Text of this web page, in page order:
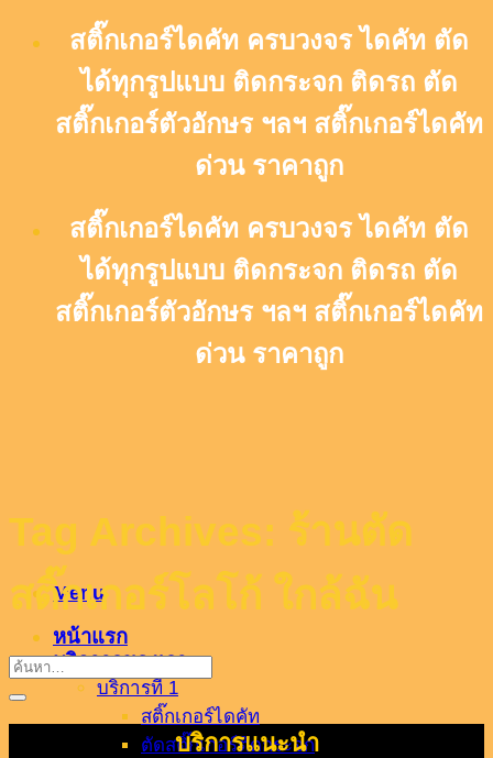
สติ๊กเกอร์ไดคัท ครบวงจร ไดคัท ตัด
ได้ทุกรูปแบบ ติดกระจก ติดรถ ตัด
สติ๊กเกอร์ตัวอักษร ฯลฯ สติ๊กเกอร์ไดคัท
ด่วน ราคาถูก
สติ๊กเกอร์ไดคัท ครบวงจร ไดคัท ตัด
ได้ทุกรูปแบบ ติดกระจก ติดรถ ตัด
สติ๊กเกอร์ตัวอักษร ฯลฯ สติ๊กเกอร์ไดคัท
ด่วน ราคาถูก
Menu
หน้าแรก
บริกาารของเรา
บริการที่ 1
สติ๊กเกอร์ไดคัท
ตัดสติ๊กเกอร์ติดกระจก
Tag Archives: ร้านตัด
สติ๊กเกอร์โลโก้ ใกล้ฉัน
บริการแนะนำ